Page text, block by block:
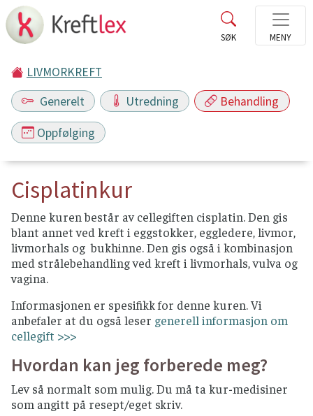
LIVMORKREFT
Generelt
Utredning Behandling
Oppfølging
Cisplatinkur
Denne kuren består av cellegiften cisplatin. Den gis
blant annet ved kreft i eggstokker, eggledere, livmor,
livmorhals og bukhinne. Den gis også i kombinasjon
med strålebehandling ved kreft i livmorhals, vulva og
vagina.
Informasjonen er spesifikk for denne kuren. Vi
anbefaler at du også leser generell informasjon om
cellegift >>>
Hvordan kan jeg forberede meg?
Lev så normalt som mulig. Du må ta kur-medisiner
som angitt på resept/eget skriv.